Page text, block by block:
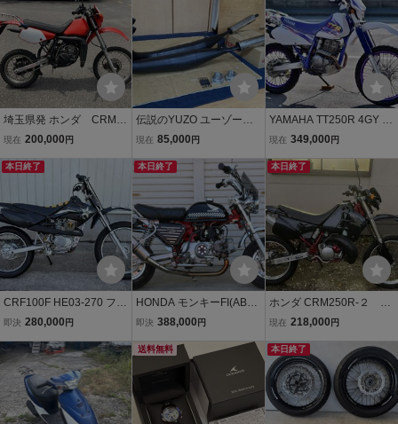
埼玉県発 ホンダ CRM50
NSR50エンジン搭載
XL CR WR TW
現在 200,000 円
伝説のYUZO ユーゾーチ
ャンバー マフラー R1-Z 1
現在 85,000 円
YAMAHA TT250R 4GY 返
納済 綺麗です♪
現在 349,000 円
本日終了
CRF100F HE03-270 フラ
ットトラック仕様
即決 280,000 円
本日終了
HONDA モンキーFI(AB2
7)改武川88cc OVERレー
ブラック 綺麗 イモビライ
ザー付 神奈川県 税込み 即
決 追加画像あり
即決 388,000 円
本日終了
ホンダ CRM250R-２ M
D24型 カスタム 現状車
現在 218,000 円
送料無料 本日終了